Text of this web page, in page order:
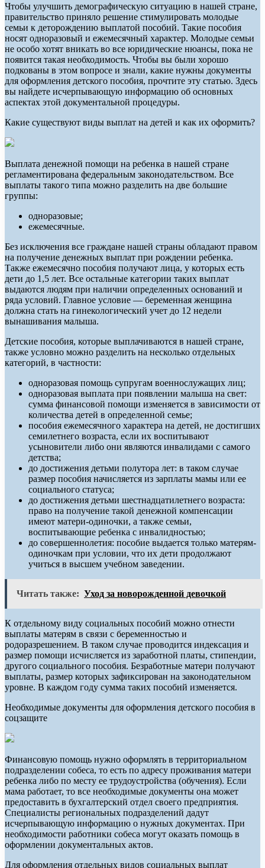
Чтобы улучшить демографическую ситуацию в нашей стране,
правительство приняло решение стимулировать молодые
семьи к деторождению выплатой пособий. Такие пособия
носят одноразовый и ежемесячный характер. Молодые семьи
не особо хотят вникать во все юридические нюансы, пока не
появится такая необходимость. Чтобы вы были хорошо
подкованы в этом вопросе и знали, какие нужны документы
для оформления детского пособия, прочтите эту статью. Здесь
вы найдете исчерпывающую информацию об основных
аспектах этой документальной процедуры.
Какие существуют виды выплат на детей и как их оформить?
Выплата денежной помощи на ребенка в нашей стране
регламентирована федеральным законодательством. Все
выплаты такого типа можно разделить на две большие
группы:
одноразовые;
ежемесячные.
Без исключения все граждане нашей страны обладают правом
на получение денежных выплат при рождении ребенка.
Также ежемесячно пособия получают лица, у которых есть
дети до 1,5 лет. Все остальные категории таких выплат
выдаются людям при наличии определенных оснований и
ряда условий. Главное условие — беременная женщина
должна стать на гинекологический учет до 12 недели
вынашивания малыша.
Детские пособия, которые выплачиваются в нашей стране,
также условно можно разделить на несколько отдельных
категорий, в частности:
одноразовая помощь супругам военнослужащих лиц;
одноразовая выплата при появлении малыша на свет:
сумма финансовой помощи изменяется в зависимости от
количества детей в определенной семье;
пособия ежемесячного характера на детей, не достигших
семилетнего возраста, если их воспитывают
усыновители либо они являются инвалидами с самого
детства;
до достижения детьми полутора лет: в таком случае
размер пособия начисляется из зарплаты мамы или ее
социального статуса;
до достижения детьми шестнадцатилетнего возраста:
право на получение такой денежной компенсации
имеют матери-одиночки, а также семьи,
воспитывающие ребенка с инвалидностью;
до совершеннолетия: пособие выдается только матерям-
одиночкам при условии, что их дети продолжают
учиться в высшем учебном заведении.
Читать также: Уход за новорожденной девочкой
К отдельному виду социальных пособий можно отнести
выплаты матерям в связи с беременностью и
родоразрешением. В таком случае проводится индексация и
размер помощи исчисляется из заработной платы, стипендии,
другого социального пособия. Безработные матери получают
выплаты, размер которых зафиксирован на законодательном
уровне. В каждом году сумма таких пособий изменяется.
Необходимые документы для оформления детского пособия в
соцзащите
Финансовую помощь нужно оформлять в территориальном
подразделении собеса, то есть по адресу проживания матери
ребенка либо по месту ее трудоустройства (обучения). Если
мама работает, то все необходимые документы она может
предоставить в бухгалтерский отдел своего предприятия.
Специалисты региональных подразделений дадут
исчерпывающую информацию о нужных документах. При
необходимости работники собеса могут оказать помощь в
оформлении документальных актов.
Для оформления отдельных видов социальных выплат